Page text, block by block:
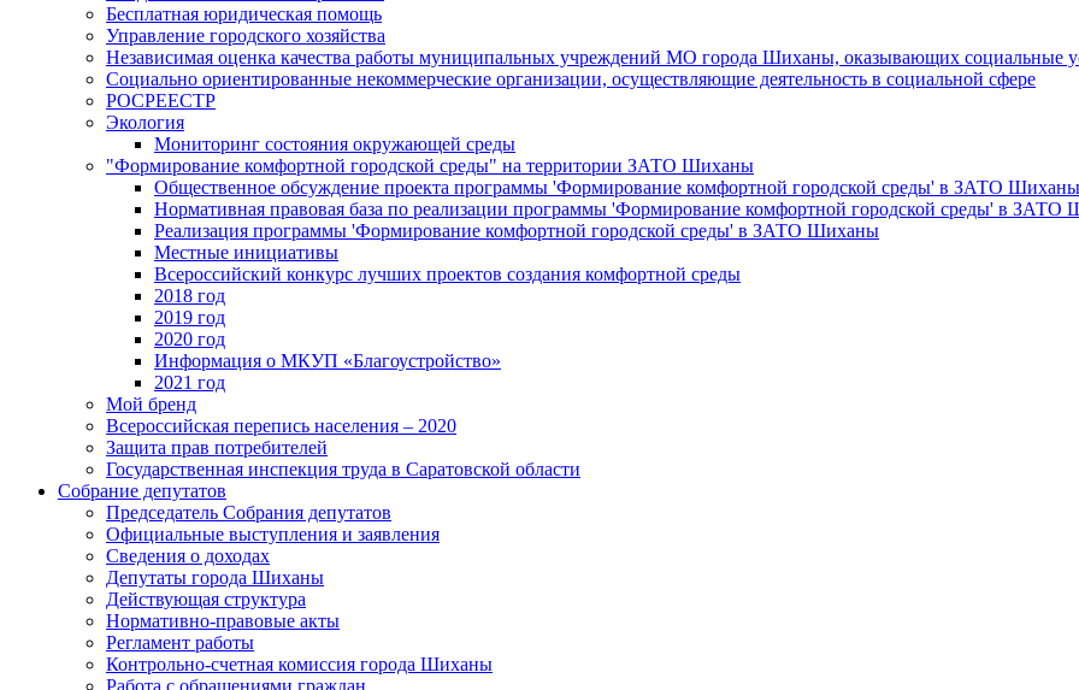
Бесплатная юридическая помощь
Управление городского хозяйства
Независимая оценка качества работы муниципальных учреждений МО города Шиханы, оказывающих социальные
Социально ориентированные некоммерческие организации, осуществляющие деятельность в социальной сфере
РОСРЕЕСТР
Экология
Мониторинг состояния окружающей среды
"Формирование комфортной городской среды" на территории ЗАТО Шиханы
Общественное обсуждение проекта программы 'Формирование комфортной городской среды' в ЗАТО Шиханы
Нормативная правовая база по реализации программы 'Формирование комфортной городской среды' в ЗАТО
Реализация программы 'Формирование комфортной городской среды' в ЗАТО Шиханы
Местные инициативы
Всероссийский конкурс лучших проектов создания комфортной среды
2018 год
2019 год
2020 год
Информация о МКУП «Благоустройство»
2021 год
Мой бренд
Всероссийская перепись населения – 2020
Защита прав потребителей
Государственная инспекция труда в Саратовской области
Собрание депутатов
Председатель Собрания депутатов
Официальные выступления и заявления
Сведения о доходах
Депутаты города Шиханы
Действующая структура
Нормативно-правовые акты
Регламент работы
Контрольно-счетная комиссия города Шиханы
Работа с обращениями граждан